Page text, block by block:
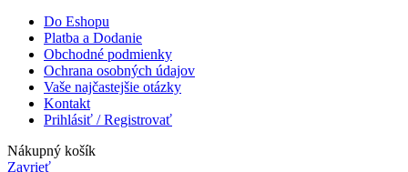
Do Eshopu
Platba a Dodanie
Obchodné podmienky
Ochrana osobných údajov
Vaše najčastejšie otázky
Kontakt
Prihlásiť / Registrovať
Nákupný košík
Zavrieť